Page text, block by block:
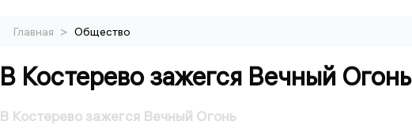
Главная > Общество
В Костерево зажегся Вечный Огонь
В Костерево зажегся Вечный Огонь